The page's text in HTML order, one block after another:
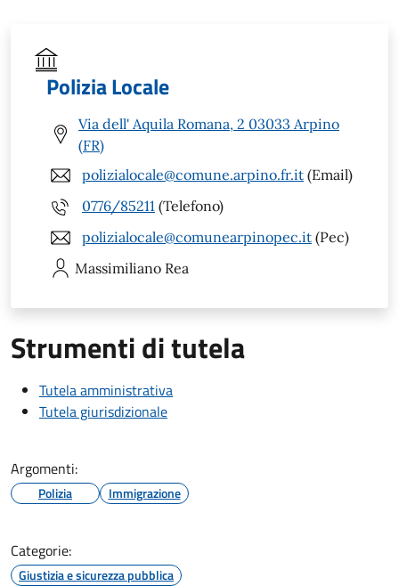
Polizia Locale
Via dell' Aquila Romana, 2 03033 Arpino
(FR)
polizialocale@comune.arpino.fr.it (Email)
0776/85211 (Telefono)
polizialocale@comunearpinopec.it (Pec)
Massimiliano Rea
Strumenti di tutela
Tutela amministrativa
Tutela giurisdizionale
Argomenti:
Polizia Immigrazione
Categorie:
Giustizia e sicurezza pubblica